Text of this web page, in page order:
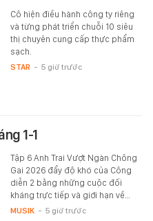
Cô hiện điều hành công ty riêng
và từng phát triển chuỗi 10 siêu
thị chuyên cung cấp thực phẩm
sạch.
STAR - 5 giờ trước
1-1
Tập 6 Anh Trai Vượt Ngàn Chông
Gai 2026 đẩy độ khó của Công
diễn 2 bằng những cuộc đối
kháng trực tiếp và giới hạn về…
MUSIK - 5 giờ trước